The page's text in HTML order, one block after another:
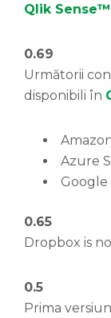
Qlik Sense™
0.69
Următorii
disponibili în
Azure
Google
0.65
Dropbox is
0.5
Prima